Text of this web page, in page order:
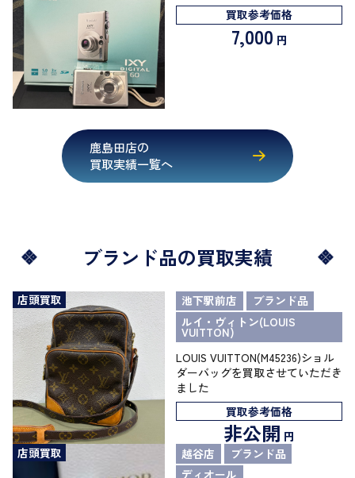
買取参考価格
7,000 円
鹿島田店の
買取実績一覧へ
ブランド品の買取実績
店頭買取 池下駅前店
ブランド品
ルイ・ヴィトン(LOUIS
VUITTON)
LOUIS VUITTON(M45236)ショル
ダーバッグを買取させていただき
ました
買取参考価格
非公開 円
店頭買取
越谷店
ブランド品
ディオール